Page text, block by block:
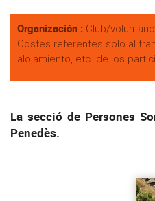
Organización : Club/
Costes referentes solo al
alojamiento, etc. de los
La secció de Persones
Penedès.